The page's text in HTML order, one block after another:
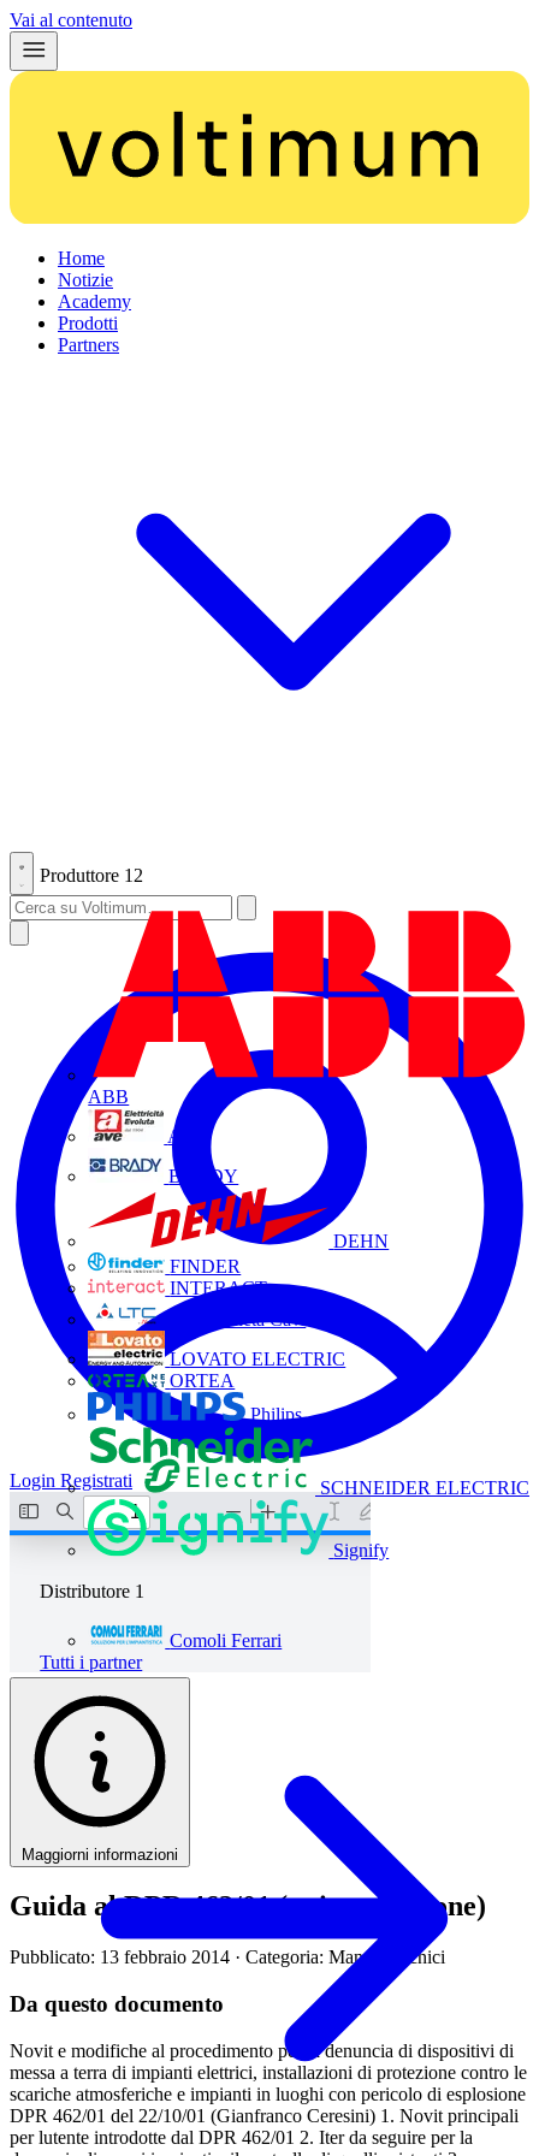
Vai al contenuto
Home
Notizie
Academy
Prodotti
Partners
Produttore 12
ABB
AVE
BRADY
DEHN
FINDER
INTERACT
La Triveneta Cavi
LOVATO ELECTRIC
ORTEA
Philips
SCHNEIDER ELECTRIC
Signify
Distributore 1
Comoli Ferrari
Tutti i partner
Login Registrati
Maggiorni informazioni
Guida al DPR 462/01 (quinta edizione)
Pubblicato: 13 febbraio 2014 · Categoria: Manuali tecnici
Da questo documento
Novit e modifiche al procedimento per la denuncia di dispositivi di
messa a terra di impianti elettrici, installazioni di protezione contro le
scariche atmosferiche e impianti in luoghi con pericolo di esplosione
DPR 462/01 del 22/10/01 (Gianfranco Ceresini) 1. Novit principali
per lutente introdotte dal DPR 462/01 2. Iter da seguire per la